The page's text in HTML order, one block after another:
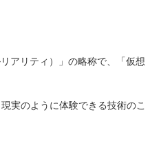
アリティ）」の略称で、「仮想
のように体験できる技術のこ